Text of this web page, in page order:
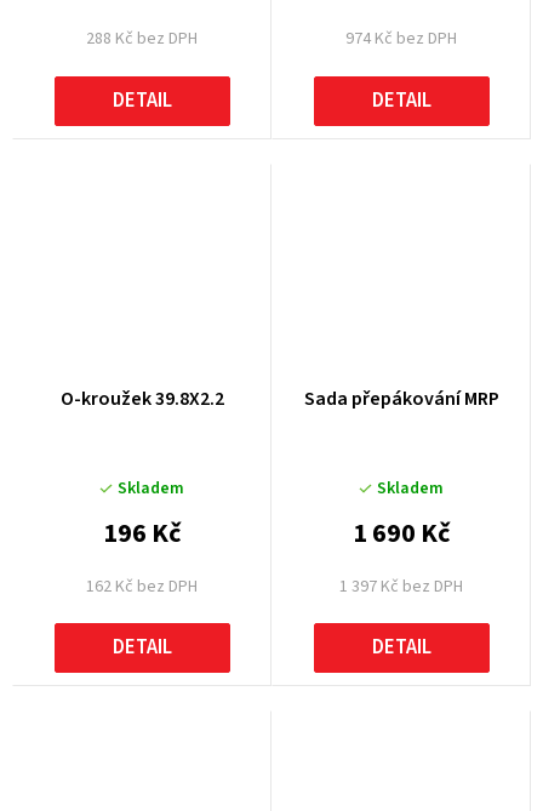
288 Kč bez DPH
DETAIL
974 Kč bez DPH
DETAIL
O-kroužek 39.8X2.2
Skladem
162 Kč bez DPH
196 Kč
DETAIL
Sada přepákování MRP
Skladem
1 397 Kč bez DPH
1 690 Kč
DETAIL